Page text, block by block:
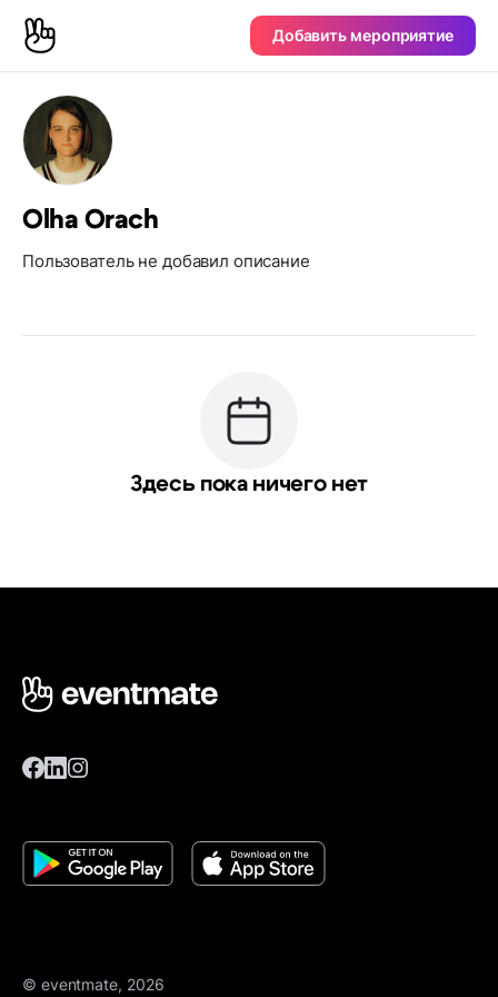
Добавить мероприятие
Olha Orach
Пользователь не добавил описание
Здесь пока ничего нет
© eventmate, 2026